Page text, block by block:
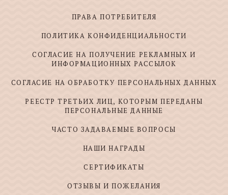
ПРАВА ПОТРЕБИТЕЛЯ
ПОЛИТИКА КОНФИДЕНЦИАЛЬНОСТИ
СОГЛАСИЕ НА ПОЛУЧЕНИЕ РЕКЛАМНЫХ И
ИНФОРМАЦИОННЫХ РАССЫЛОК
СОГЛАСИЕ НА ОБРАБОТКУ ПЕРСОНАЛЬНЫХ ДАННЫХ
РЕЕСТР ТРЕТЬИХ ЛИЦ, КОТОРЫМ ПЕРЕДАНЫ
ПЕРСОНАЛЬНЫЕ ДАННЫЕ
ЧАСТО ЗАДАВАЕМЫЕ ВОПРОСЫ
НАШИ НАГРАДЫ
СЕРТИФИКАТЫ
ОТЗЫВЫ И ПОЖЕЛАНИЯ